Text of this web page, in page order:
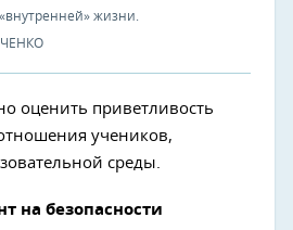
жизни.
оценить приветливость
учеников,
среды.
на безопасности